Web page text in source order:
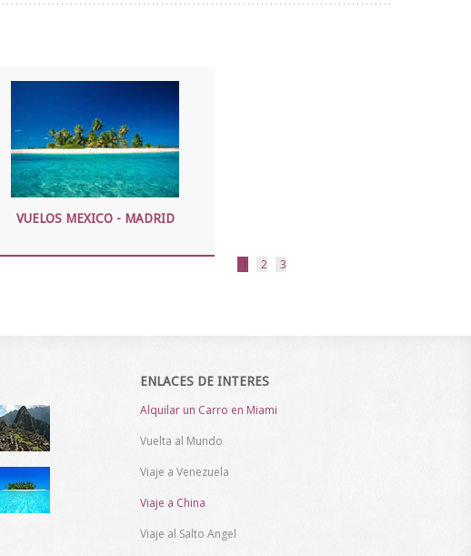
VUELOS MEXICO - MADRID
1 2 3
ENLACES DE INTERES
Alquilar un Carro en Miami
Vuelta al Mundo
Viaje a Venezuela
Viaje a China
Viaje al Salto Angel